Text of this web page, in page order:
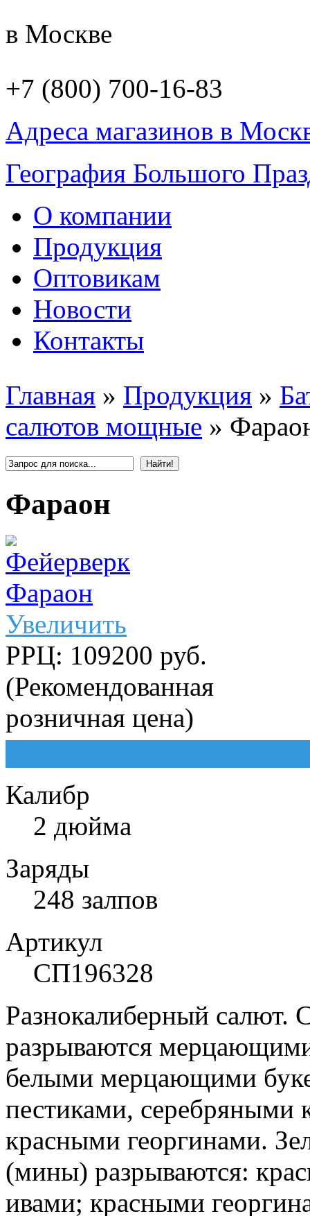
в Москве
+7 (800) 700-16-83
Адреса магазинов в
География Большого
О компании
Продукция
Оптовикам
Новости
Контакты
Главная » Продукция »
салютов мощные »
Фараон
Увеличить
РРЦ: 109200 руб.
(Рекомендованная
розничная цена)
Калибр
2 дюйма
Заряды
248 залпов
Артикул
СП196328
Разнокалиберный салют.
разрываются
белыми мерцающими
пестиками,
красными георгинами.
(мины) разрываются:
ивами; красными